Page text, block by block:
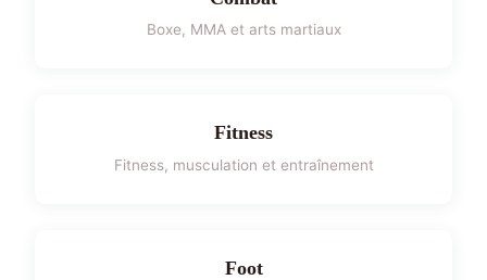
Boxe, MMA et arts martiaux
Fitness
Fitness, musculation et entraînement
Foot